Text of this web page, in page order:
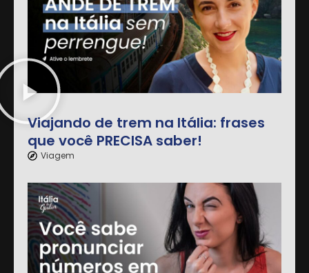
Viajando de trem na Itália: frases
que você PRECISA saber!
Viagem